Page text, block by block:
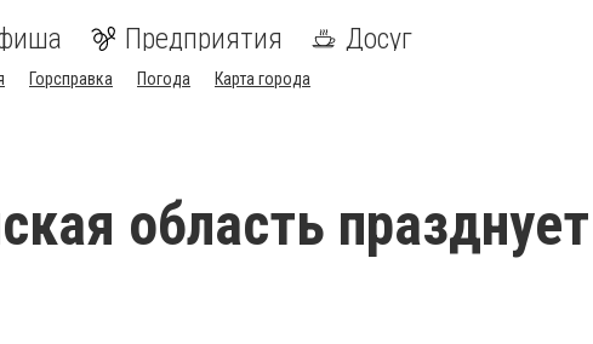
Предприятия Досуг
Горсправка Погода Карта города
область празднует